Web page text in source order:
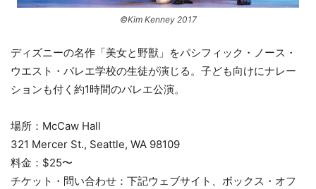
©Kim Kenney 2017
ディズニーの名作「美女と野獣」をパシフィック・ノース・
ウエスト・バレエ学校の生徒が演じる。子ども向けにナレー
ションも付く約1時間のバレエ公演。
場所：McCaw Hall
321 Mercer St., Seattle, WA 98109
料金：$25〜
チケット・問い合わせ：下記ウェブサイト、ボックス・オフ